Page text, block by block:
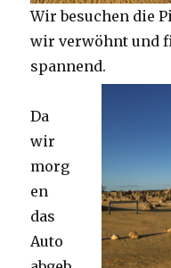
Wir besuchen die
wir verwöhnt und
spannend.
Da
wir
morg
en
das
Auto